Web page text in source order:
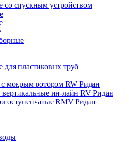
спускным устройством
пластиковых труб
мокрым ротором RW Ридан
ин-лайн RV Ридан
RMV Ридан